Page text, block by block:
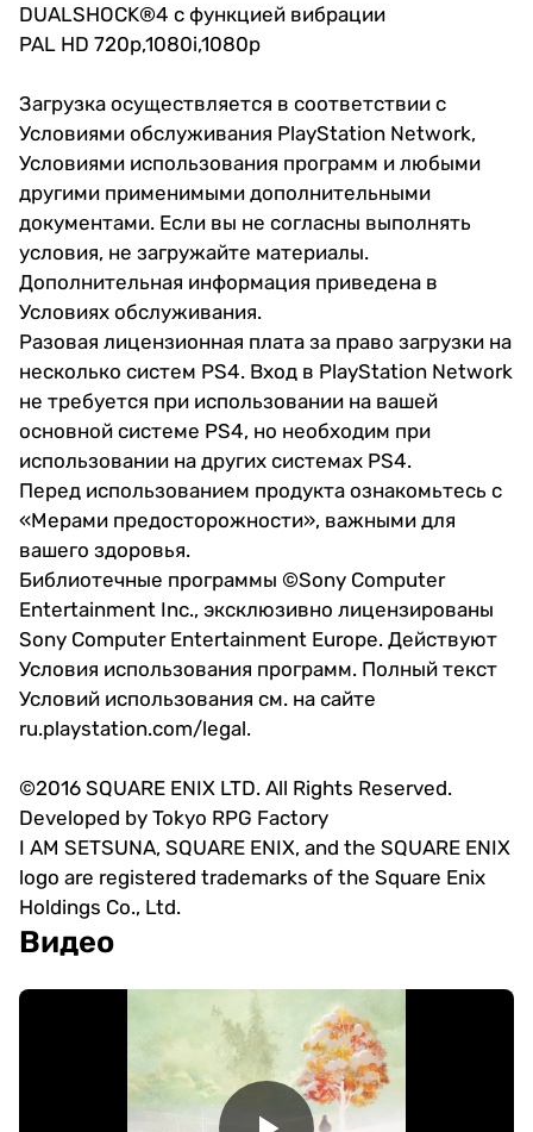
DUALSHOCK®4 с функцией вибрации
PAL HD 720p,1080i,1080p
Загрузка осуществляется в соответствии с
Условиями обслуживания PlayStation Network,
Условиями использования программ и любыми
другими применимыми дополнительными
документами. Если вы не согласны выполнять
условия, не загружайте материалы.
Дополнительная информация приведена в
Условиях обслуживания.
Разовая лицензионная плата за право загрузки на
несколько систем PS4. Вход в PlayStation Network
не требуется при использовании на вашей
основной системе PS4, но необходим при
использовании на других системах PS4.
Перед использованием продукта ознакомьтесь с
«Мерами предосторожности», важными для
вашего здоровья.
Библиотечные программы ©Sony Computer
Entertainment Inc., эксклюзивно лицензированы
Sony Computer Entertainment Europe. Действуют
Условия использования программ. Полный текст
Условий использования см. на сайте
ru.playstation.com/legal.
©2016 SQUARE ENIX LTD. All Rights Reserved.
Developed by Tokyo RPG Factory
I AM SETSUNA, SQUARE ENIX, and the SQUARE ENIX
logo are registered trademarks of the Square Enix
Holdings Co., Ltd.
Видео